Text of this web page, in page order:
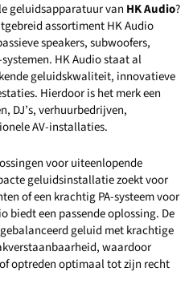
geluidsapparatuur van HK Audio?
assortiment HK Audio
speakers, subwoofers,
HK Audio staat al
geluidskwaliteit, innovatieve
Hierdoor is het merk een
DJ’s, verhuurbedrijven,
AV-installaties.
voor uiteenlopende
geluidsinstallatie zoekt voor
of een krachtig PA-systeem voor
biedt een passende oplossing. De
geluid met krachtige
waardoor
optreden optimaal tot zijn recht